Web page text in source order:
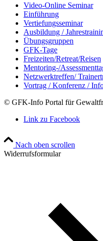
Video-Online Seminar
Einführung
Vertiefungsseminar
Ausbildung /
Übungsgruppen
GFK-Tage
Freizeiten/Retreat/Reisen
Mentoring-/
Netzwerktreffen/
Vortrag / Konferenz /
© GFK-Info Portal für
Link zu Facebook
Nach oben scrollen
Widerrufsformular